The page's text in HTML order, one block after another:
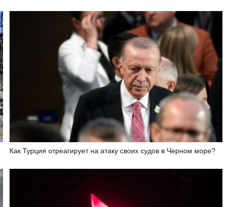
Как Турция отреагирует на атаку своих судов в Черном море?